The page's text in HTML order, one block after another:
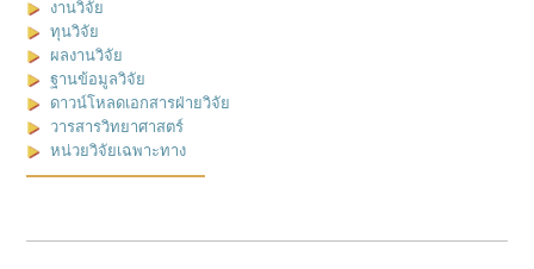
งานวิจัย
ทุนวิจัย
ผลงานวิจัย
ฐานข้อมูลวิจัย
ดาวน์โหลดเอกสารฝ่ายวิจัย
วารสารวิทยาศาสตร์
หน่วยวิจัยเฉพาะทาง